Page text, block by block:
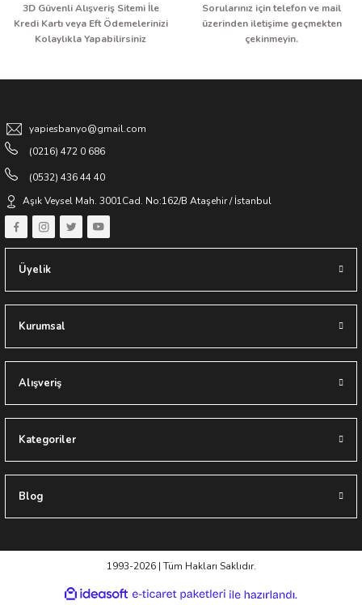
3D Güvenli Alışveriş Sitemi İle
Kredi Kartı veya Eft Ödemelerinizi
Kolaylıkla Yapabilirsiniz
Sorularınız için telefon ve mail
üzerinden iletişime geçmekten
çekinmeyin.
yapiesbanyo@gmail.com
(0216) 472 0 686
(0532) 436 44 40
Aşık Veysel Mah. 3001Cad. No:162/B Ataşehir / İstanbul
Üyelik
Kurumsal
Alışveriş
Kategoriler
Blog
1993-2026 | Tüm Hakları Saklıdır.
ideasoft
e-